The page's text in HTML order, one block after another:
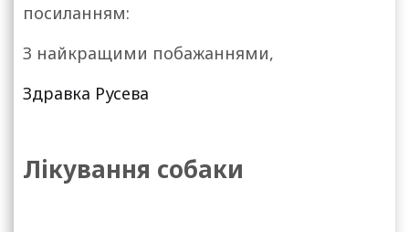
посиланням:
З найкращими побажаннями,
Здравка Русева
Лікування собаки